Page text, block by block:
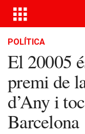
POLÍTICA
El 20005
premi de
d’Any i
Barcelona